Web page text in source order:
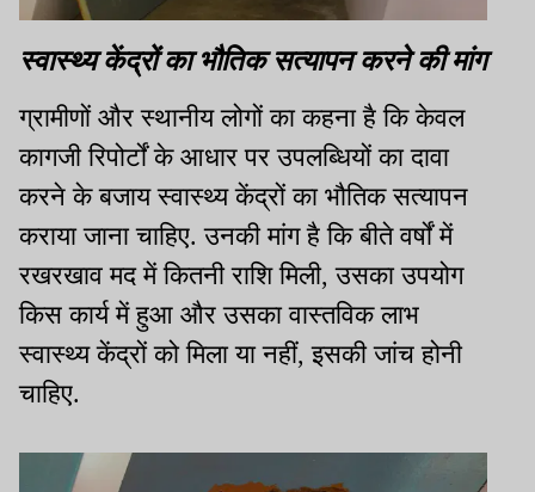
स्वास्थ्य केंद्रों का भौतिक सत्यापन करने की मांग
ग्रामीणों और स्थानीय लोगों का कहना है कि केवल
कागजी रिपोर्टों के आधार पर उपलब्धियों का दावा
करने के बजाय स्वास्थ्य केंद्रों का भौतिक सत्यापन
कराया जाना चाहिए. उनकी मांग है कि बीते वर्षों में
रखरखाव मद में कितनी राशि मिली, उसका उपयोग
किस कार्य में हुआ और उसका वास्तविक लाभ
स्वास्थ्य केंद्रों को मिला या नहीं, इसकी जांच होनी
चाहिए.